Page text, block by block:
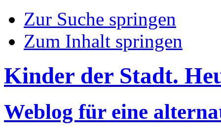
Zur Suche springen
Zum Inhalt springen
Kinder der Stadt.
Weblog für eine